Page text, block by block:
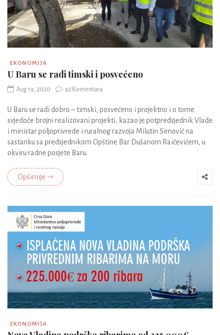
EKONOMIJA
U Baru se radi timski i posvećeno
Avg 19, 2020 92 Komentara
U Baru se radi dobro – timski, posvećeno i projektno i o tome
svjedoče brojni realizovani projekti, kazao je potpredsjednik Vlade
i ministar poljoprivrede i ruralnog razvoja Milutin Simović na
sastanku sa predsjednikom Opštine Bar Dušanom Raičevićem, u
okviru radne posjete Baru.
Opširnije ⇾
EKONOMIJA